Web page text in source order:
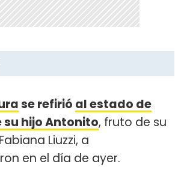
se refirió al estado de
su hijo Antonito, fruto de su
Liuzzi, a
en el día de ayer.